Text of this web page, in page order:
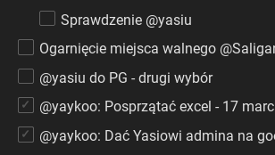
Sprawdzenie @yasiu
Ogarnięcie miejsca walnego
@yasiu do PG - drugi wybór
@yaykoo: Posprzątać excel - 17
@yaykoo: Dać Yasiowi admina na